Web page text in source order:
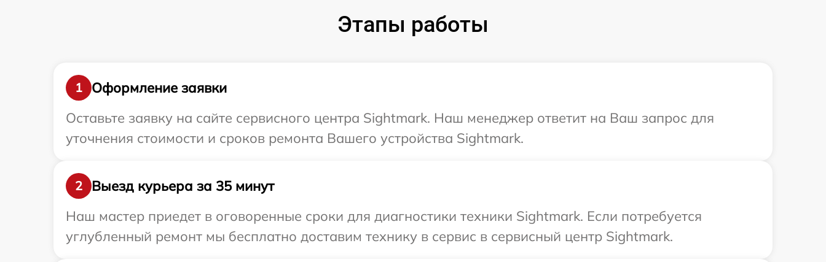
Этапы работы
1
Оформление заявки
Оставьте заявку на сайте сервисного центра Sightmark. Наш менеджер ответит на Ваш запрос для
уточнения стоимости и сроков ремонта Вашего устройства Sightmark.
2
Выезд курьера за 35 минут
Наш мастер приедет в оговоренные сроки для диагностики техники Sightmark. Если потребуется
углубленный ремонт мы бесплатно доставим технику в сервис в сервисный центр Sightmark.